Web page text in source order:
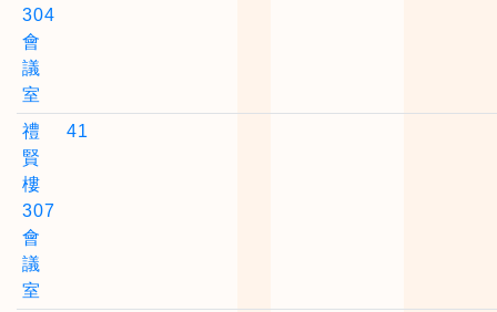
304
會
議
室
禮
賢
樓
307
會
議
室
41